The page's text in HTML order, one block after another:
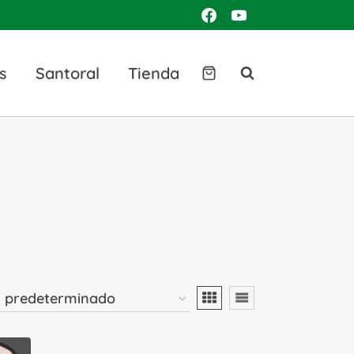
Santoral Tienda